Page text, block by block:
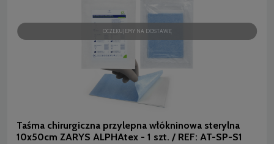
Taśma chirurgiczna przylepna włókninowa sterylna
10x50cm ZARYS ALPHAtex - 1 szt. / REF: AT-SP-S1
OCZEKUJEMY NA DOSTAWĘ